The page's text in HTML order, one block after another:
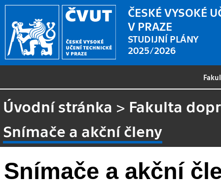
ČESKÉ VYSOKÉ
V PRAZE
STUDIJNÍ PLÁNY
2025/2026
Úvodní stránka > Fakulta
Snímače a akční členy
Snímače a akční